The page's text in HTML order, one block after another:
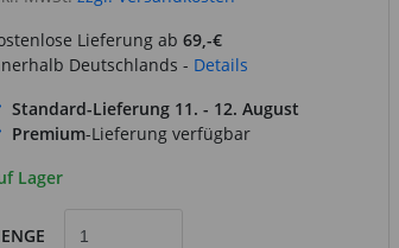
Lieferung ab 69,-€
Deutschlands - Details
Standard-Lieferung 11. - 12. August
Premium-Lieferung verfügbar
Lager